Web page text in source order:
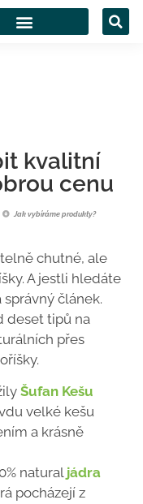
kvalitní
cenu
Jak vybíráme produkty?
chutné, ale
A jestli hledáte
článek.
deset tipů na
přes
Šufan Kešu
velké kešu
a krásně
naturaljádra
pocházejí z